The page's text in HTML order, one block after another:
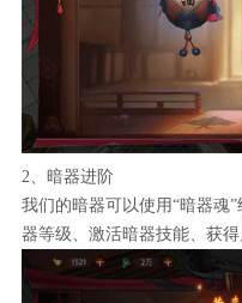
2、暗器进阶
我们的暗器可以使用“暗器魂
器等级、激活暗器技能、获得